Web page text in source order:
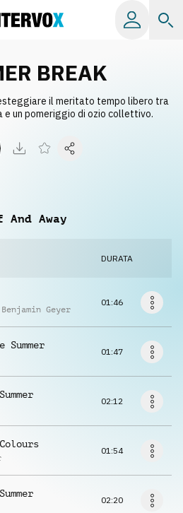
BREAK
il meritato tempo libero tra
e un pomeriggio di ozio collettivo.
And Away
DURATA
Benjamin Geyer
01:46
Summer
01:47
02:12
01:54
02:20